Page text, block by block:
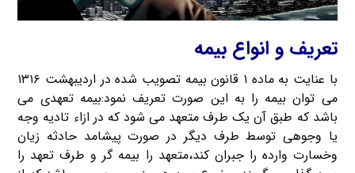
تعریف و انواع بیمه
با عنایت به ماده ۱ قانون بیمه تصویب شده در اردیبهشت ۱۳۱۶
می توان بیمه را به این صورت تعریف نمود:بیمه تعهدی می
باشد که طبق آن یک طرف متعهد می شود که در ازاء تادیه وجه
یا وجوهی توسط طرف دیگر در صورت پیشامد حادثه زیان
وخسارت وارده را جبران کند،متعهد را بیمه گر و طرف تعهد را